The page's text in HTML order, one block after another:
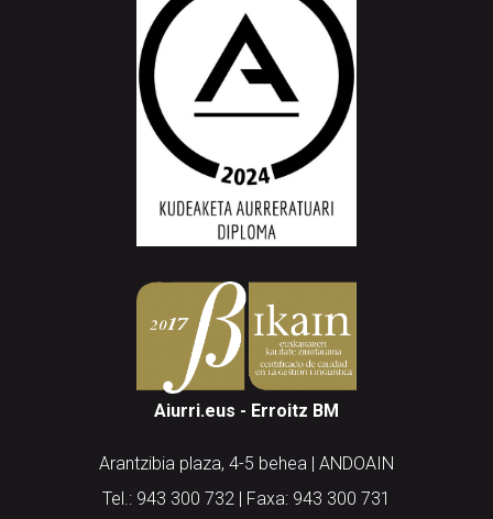
Aiurri.eus - Erroitz BM
Arantzibia plaza, 4-5 behea | ANDOAIN
Tel.: 943 300 732 | Faxa: 943 300 731